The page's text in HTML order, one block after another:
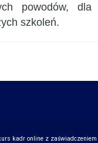
powodów, dla
szkoleń.
kadr online z zaświadczeniem